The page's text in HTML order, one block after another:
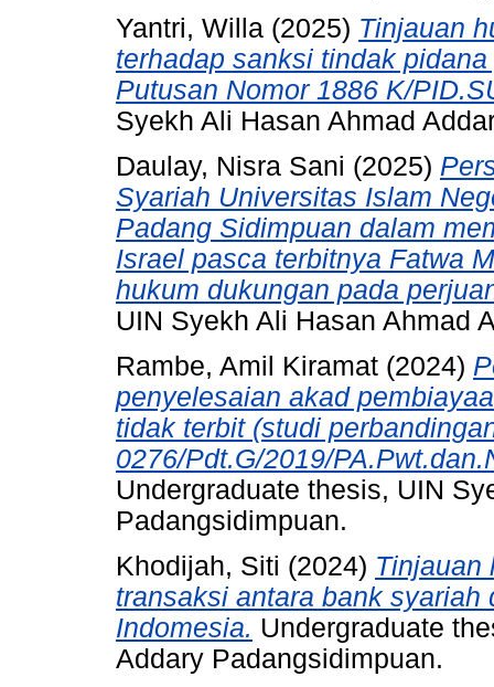
Yantri, Willa (2025) Tinjauan
terhadap sanksi tindak
Putusan Nomor 1886 K/
Syekh Ali Hasan Ahmad
Daulay, Nisra Sani (2025)
Syariah Universitas Islam
Padang Sidimpuan dalam
Israel pasca terbitnya Fatwa
hukum dukungan pada
UIN Syekh Ali Hasan Ahmad
Rambe, Amil Kiramat (2024)
penyelesaian akad
tidak terbit (studi
0276/Pdt.G/2019/
Undergraduate thesis, UIN
Padangsidimpuan.
Khodijah, Siti (2024) Tinjauan
transaksi antara bank
Indomesia. Undergraduate
Addary Padangsidimpuan.